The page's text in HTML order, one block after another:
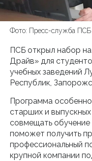
Фото: Пресс-служба ПСБ
ПСБ открыл набор
Драйв» для
учебных заведений
Республик,
Программа
старших и
совмещать
поможет получить
профессиональный
крупной компании